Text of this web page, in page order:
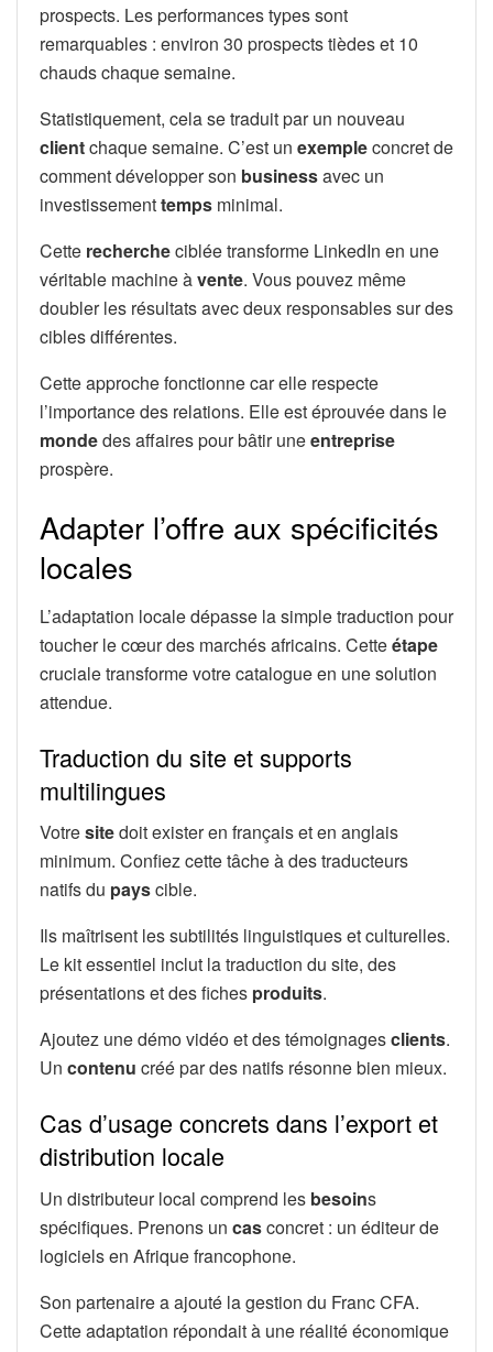
prospects. Les performances types sont
remarquables : environ 30 prospects tièdes et 10
chauds chaque semaine.
Statistiquement, cela se traduit par un nouveau
clientchaque semaine. C’est un exempleconcret de
comment développer son businessavec un
investissementtemps minimal.
Cette rechercheciblée transforme LinkedIn en une
véritable machine àvente. Vous pouvez même
doubler les résultats avec deux responsables sur des
cibles différentes.
Cette approche fonctionne car elle respecte
l’importance des relations. Elle est éprouvée dans le
mondedes affaires pour bâtir uneentreprise
prospère.
Adapter l’offre aux spécificités
locales
L’adaptation locale dépasse la simple traduction pour
toucher le cœur des marchés africains. Cetteétape
cruciale transforme votre catalogue en une solution
attendue.
Traduction du site et supports
multilingues
Votresitedoit exister en français et en anglais
minimum. Confiez cette tâche à des traducteurs
natifs du payscible.
Ils maîtrisent les subtilités linguistiques et culturelles.
Le kit essentiel inclut la traduction du site, des
présentations et des fiches produits.
Ajoutez une démo vidéo et des témoignagesclients.
Un contenu créé par des natifs résonne bien mieux.
Cas d’usage concrets dans l’export et
distribution locale
Un distributeur local comprend les besoins
spécifiques. Prenons un casconcret : un éditeur de
logiciels en Afrique francophone.
Son partenaire a ajouté la gestion du Franc CFA.
Cette adaptation répondait à une réalité économique